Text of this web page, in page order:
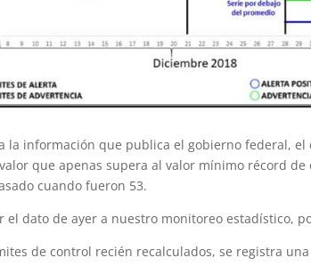
la información que publica el gobierno federal,
que apenas supera al valor mínimo récord
cuando fueron 53.
el dato de ayer a nuestro monitoreo estadístico,
de control recién recalculados, se registra